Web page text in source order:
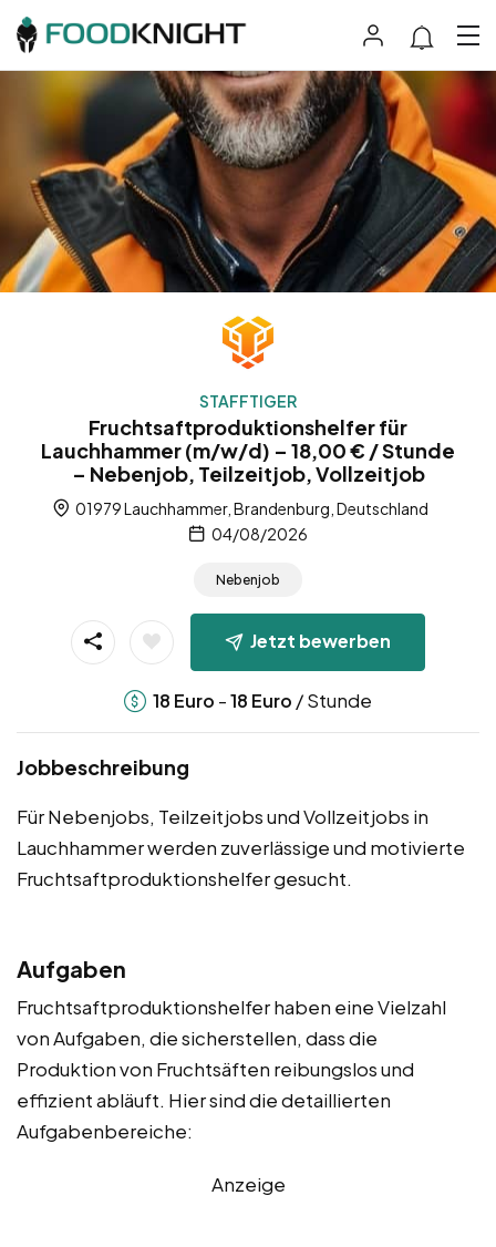
STAFFTIGER
Fruchtsaftproduktionshelfer für
Lauchhammer (m/w/d) – 18,00 € / Stunde
– Nebenjob, Teilzeitjob, Vollzeitjob
01979 Lauchhammer, Brandenburg, Deutschland
04/08/2026
Nebenjob
Jetzt bewerben
18 Euro -18 Euro / Stunde
Jobbeschreibung
Für Nebenjobs, Teilzeitjobs und Vollzeitjobs in
Lauchhammer werden zuverlässige und motivierte
Fruchtsaftproduktionshelfer gesucht.
Aufgaben
Fruchtsaftproduktionshelfer haben eine Vielzahl
von Aufgaben, die sicherstellen, dass die
Produktion von Fruchtsäften reibungslos und
effizient abläuft. Hier sind die detaillierten
Aufgabenbereiche:
Anzeige